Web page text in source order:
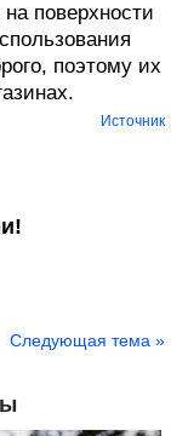
поверхности
поэтому их
Источник
Следующая тема »